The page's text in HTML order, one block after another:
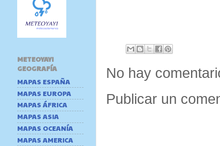
No hay
Publicar un
METEOYAYI
GEOGRAFÍA
MAPAS ESPAÑA
MAPAS EUROPA
MAPAS ÁFRICA
MAPAS ASIA
MAPAS OCEANÍA
MAPAS AMERICA